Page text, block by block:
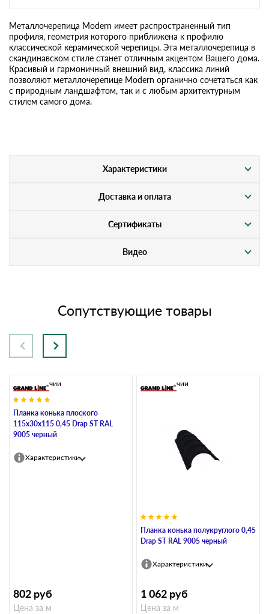
Металлочерепица Modern имеет распространенный тип
профиля, геометрия которого приближена к профилю
классической керамической черепицы. Эта металлочерепица в
скандинавском стиле станет отличным акцентом Вашего дома.
Красивый и гармоничный внешний вид, классика линий
позволяют металлочерепице Modern органично сочетаться как
с природным ландшафтом, так и с любым архитектурным
стилем самого дома.
Характеристики
Доставка и оплата
Сертификаты
Видео
Сопутствующие товары
Планка конька плоского
115х30х115 0,45 Drap ST RAL
9005 черный
В наличии
Характеристики
802 руб
Цена за м
Планка конька полукруглого 0,45
Drap ST RAL 9005 черный
В наличии
Характеристики
1 062 руб
Цена за м